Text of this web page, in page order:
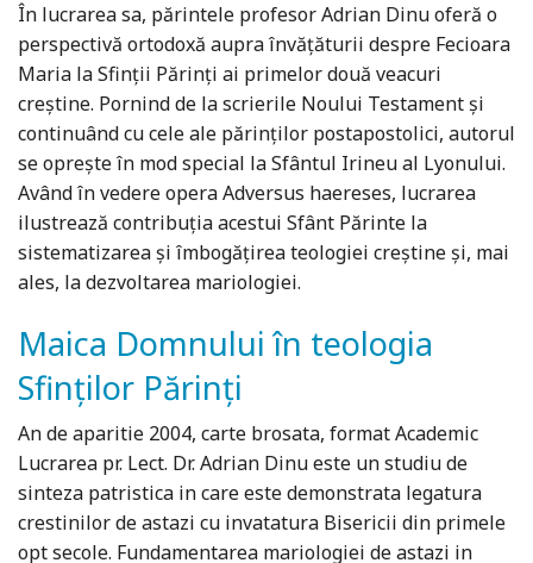
În lucrarea sa, părintele profesor Adrian Dinu oferă o
perspectivă ortodoxă aupra învăţăturii despre Fecioara
Maria la Sfinţii Părinţi ai primelor două veacuri
creştine. Pornind de la scrierile Noului Testament şi
continuând cu cele ale părinţilor postapostolici, autorul
se opreşte în mod special la Sfântul Irineu al Lyonului.
Având în vedere opera Adversus haereses, lucrarea
ilustrează contribuţia acestui Sfânt Părinte la
sistematizarea şi îmbogăţirea teologiei creştine şi, mai
ales, la dezvoltarea mariologiei.
Maica Domnului în teologia
Sfinţilor Părinţi
An de aparitie 2004, carte brosata, format Academic
Lucrarea pr. Lect. Dr. Adrian Dinu este un studiu de
sinteza patristica in care este demonstrata legatura
crestinilor de astazi cu invatatura Bisericii din primele
opt secole. Fundamentarea mariologiei de astazi in